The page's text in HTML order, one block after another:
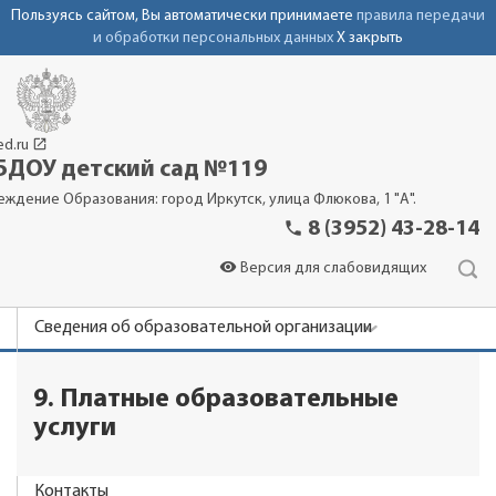
Пользуясь сайтом, Вы автоматически принимаете правила передачи
и обработки персональных данных X закрыть
launch
детский сад №119
Образования: город Иркутск, улица Флюкова, 1 "А".
phone 8 (3952) 43-28-14
visibility Версия для слабовидящих
Сведения об образовательной организации
Родителям
Контакты
9. Платные образовательные
услуги